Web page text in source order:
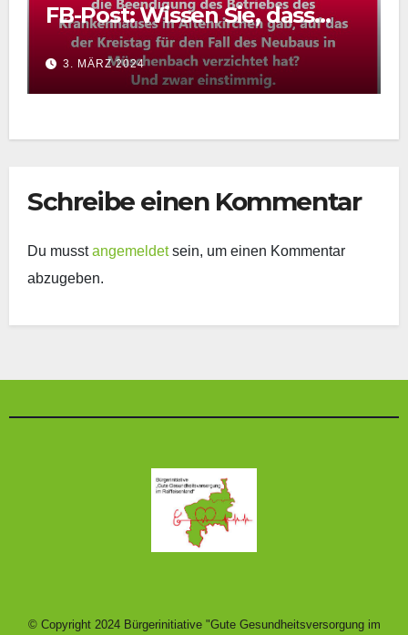
FB-Post: Wissen Sie, dass…
3. MÄRZ 2024
Schreibe einen Kommentar
Du musstangemeldetsein, um einen Kommentar
abzugeben.
© Copyright 2024 Bürgerinitiative "Gute Gesundheitsversorgung im